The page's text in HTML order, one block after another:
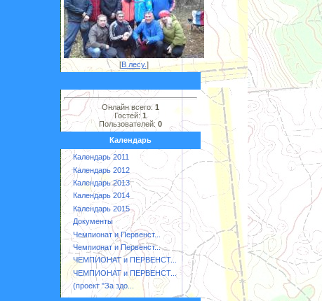
[В лесу.]
Онлайн всего: 1
Гостей:1
Пользователей: 0
Календарь
Календарь 2011
Календарь 2012
Календарь 2013
Календарь 2014
Календарь 2015
Документы
Чемпионат и Первенст...
Чемпионат и Первенст...
ЧЕМПИОНАТ и ПЕРВЕНСТ...
ЧЕМПИОНАТ и ПЕРВЕНСТ...
(проект "За здо...